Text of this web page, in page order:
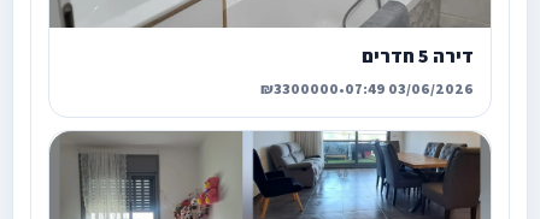
דירה 5 חדרים
03/06/2026 07:49
•
₪3300000